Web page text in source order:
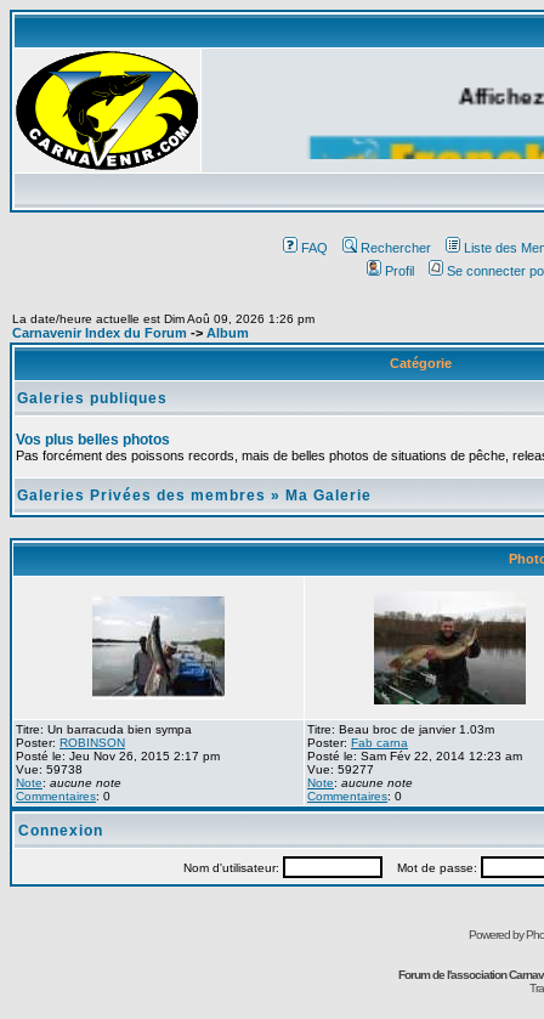
FAQ Rechercher
Liste des
Profil
Se connecter
La date/heure actuelle est Dim Aoû 09, 2026 1:26 pm
Carnavenir Index du Forum -> Album
Catégorie
Galeries publiques
Vos plus belles photos
Pas forcément des poissons records, mais de belles photos de situations de pêche,
Galeries Privées des membres » Ma Galerie
Titre: Un barracuda bien sympa
Poster: ROBINSON
Posté le: Jeu Nov 26, 2015 2:17 pm
Vue: 59738
Note: aucune note
Commentaires: 0
Titre: Beau broc de janvier 1.03m
Poster: Fab carna
Posté le: Sam Fév 22, 2014 12:23 am
Vue: 59277
Note: aucune note
Commentaires: 0
Connexion
Nom d'utilisateur: Mot de passe:
Powered by
Forum de l'association